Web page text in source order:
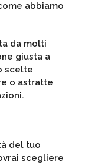
abbiamo
da molti
giusta a
scelte
o astratte
del tuo
scegliere